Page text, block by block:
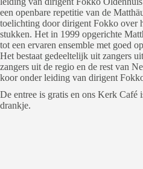
een openbare repetitie van de
toelichting door dirigent Fokko over
stukken. Het in 1999 opgerichte
tot een ervaren ensemble met goed
Het bestaat gedeeltelijk uit zangers
zangers uit de regio en de rest van
koor onder leiding van dirigent
De entree is gratis en ons Kerk Café
drankje.